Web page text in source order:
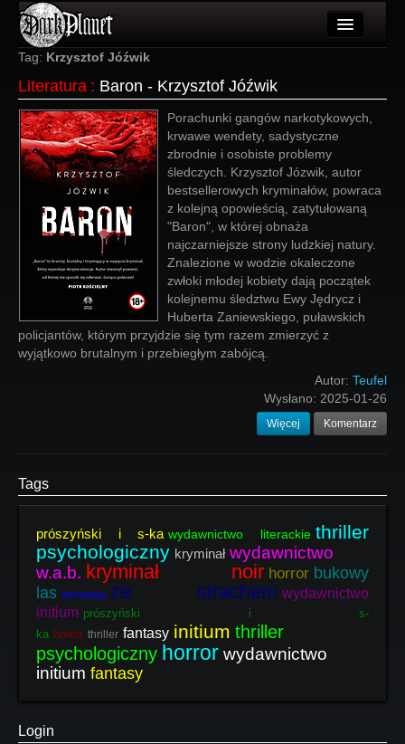
Artykuły
Użytkownicy
Wydarzenia
Galeria
Forum
Więcej
Login
Tag: Krzysztof Jóźwik
Literatura : Baron - Krzysztof Jóźwik
Porachunki gangów narkotykowych,
krwawe wendety, sadystyczne
zbrodnie i osobiste problemy
śledczych. Krzysztof Józwik, autor
bestsellerowych kryminałów, powraca
z kolejną opowieścią, zatytułowaną
"Baron", w której obnaża
najczarniejsze strony ludzkiej natury.
Znalezione w wodzie okaleczone
zwłoki młodej kobiety dają początek
kolejnemu śledztwu Ewy Jędrycz i
Huberta Zaniewskiego, puławskich
policjantów, którym przyjdzie się tym razem zmierzyć z
wyjątkowo brutalnym i przebiegłym zabójcą.
Autor: Teufel
Wysłano: 2025-01-26
Więcej Komentarz
Tags
prószyński i s-ka wydawnictwo literackie thriller
psychologiczny kryminał wydawnictwo
w.a.b. kryminał noir horror bukowy
las sensacja ze strachem wydawnictwo
initium prószyński i s-
ka horror thriller fantasy initium thriller
psychologiczny horror wydawnictwo
initium fantasy
Login